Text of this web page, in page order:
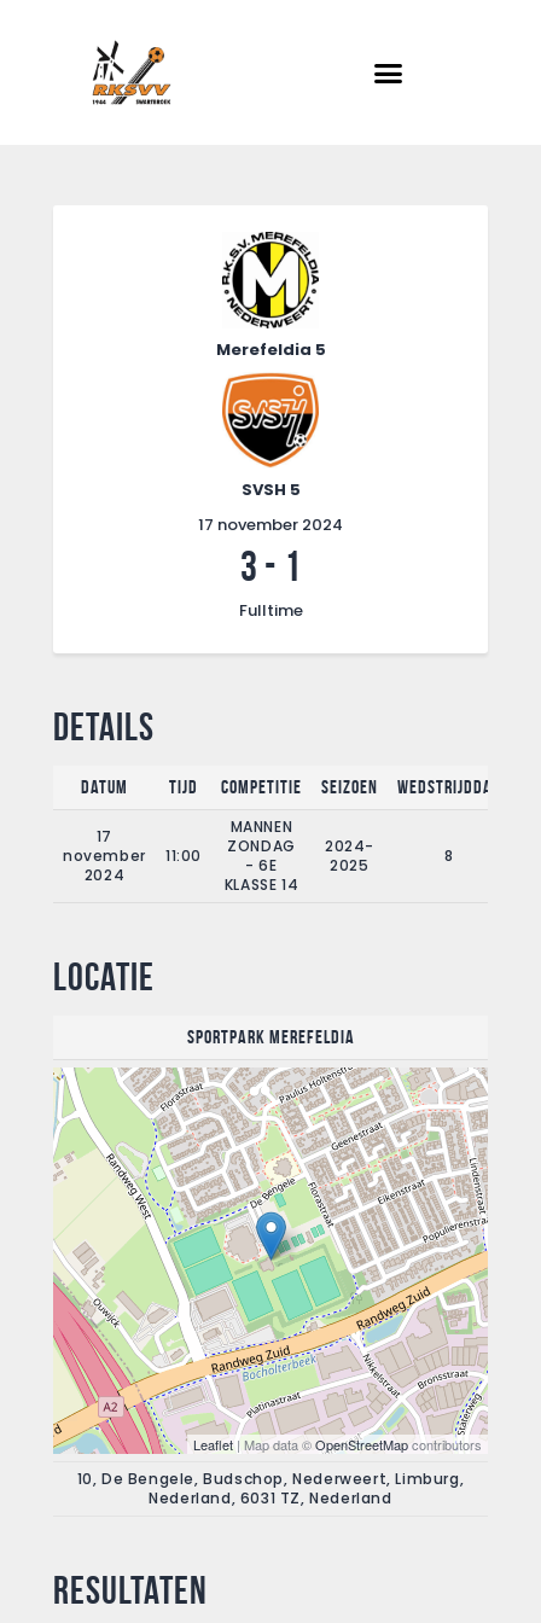
Evenementen
Foto album
Merefeldia 5
SVSH 5
17 november 2024
3 - 1
Fulltime
Details
Datum Tijd Competitie Seizoen Wedstrijddag
17
november
2024
11:00
MANNEN
ZONDAG
- 6E
KLASSE 14
2024-
2025
8
Locatie
Sportpark Merefeldia
Leaflet | Map data ©OpenStreetMapcontributors
10, De Bengele, Budschop, Nederweert, Limburg,
Nederland, 6031 TZ, Nederland
Resultaten